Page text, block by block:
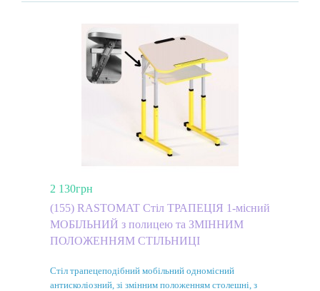
2 130грн
(155) RASTOMAT Стіл ТРАПЕЦІЯ 1-місний
МОБІЛЬНИЙ з полицею та ЗМІННИМ
ПОЛОЖЕННЯМ СТІЛЬНИЦІ
Стіл трапецеподібний мобільний одномісний
антисколіозний, зі змінним положенням столешні, з